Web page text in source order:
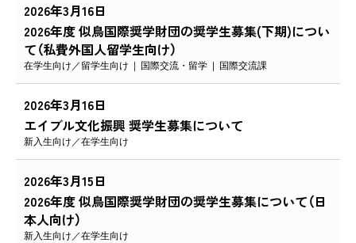
2026年3月16日
2026年度 似鳥国際奨学財団の奨学生募集(下期)につい
て（私費外国人留学生向け）
在学生向け 留学生向け 国際交流・留学 国際交流課
2026年3月16日
エイブル文化振興 奨学生募集について
新入生向け 在学生向け
2026年3月15日
2026年度 似鳥国際奨学財団の奨学生募集について（日
本人向け）
新入生向け 在学生向け